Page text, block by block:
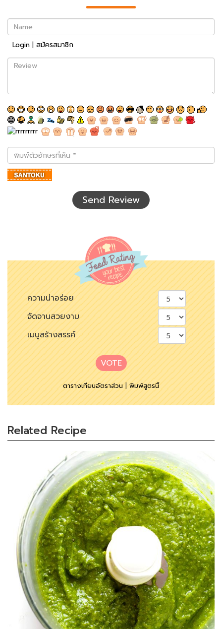
Name
Login | สมัครสมาชิก
Review
พิมพ์
ตัว
อักษร
ที่
Send Review
ความน่าอร่อย
จัดจานสวยงาม
เมนูสร้างสรรค์
VOTE
ตารางเทียบอัตราส่วน|พิมพ์สูตรนี้
Related Recipe